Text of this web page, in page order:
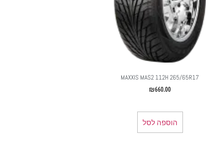
MAXXIS MAS2 112H 265/65R17
₪660.00
הוספה לסל